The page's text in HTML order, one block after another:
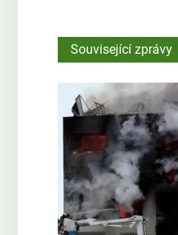
Související zprávy